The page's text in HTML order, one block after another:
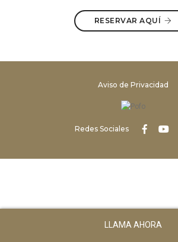
RESERVAR AQUÍ
Aviso de Privacidad
Redes Sociales
LLAMA AHORA